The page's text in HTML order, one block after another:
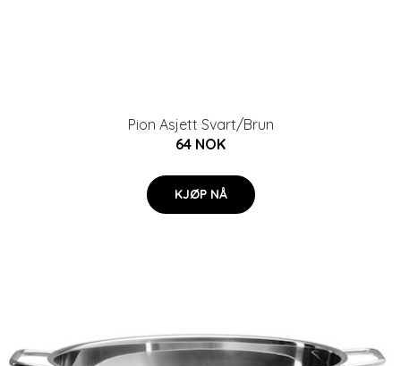
Pion Asjett Svart/Brun
64 NOK
KJØP NÅ